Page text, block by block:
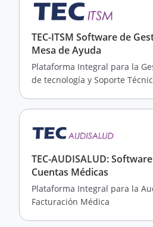
TEC-ITSM Software de
Mesa de Ayuda
Plataforma Integral para la
de tecnología y Soporte
TEC-AUDISALUD:
Cuentas Médicas
Plataforma Integral para la
Facturación Médica